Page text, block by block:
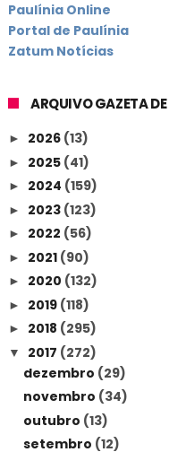
Paulínia Online
Portal de Paulínia
Zatum Notícias
ARQUIVO GAZETA
► 2026 (13)
► 2025 (41)
► 2024 (159)
► 2023 (123)
► 2022 (56)
► 2021 (90)
► 2020 (132)
► 2019 (118)
► 2018 (295)
▼ 2017 (272)
dezembro (29)
novembro (34)
outubro (13)
setembro (12)